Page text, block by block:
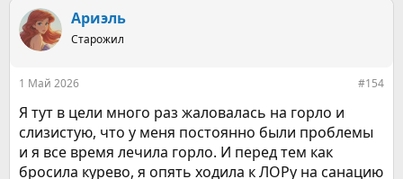
к
ц
и
Ариэль
Старожил
1 Май 2026 #154
Я тут в цели много раз жаловалась на горло и
слизистую, что у меня постоянно были проблемы
и я все время лечила горло. И перед тем как
бросила курево, я опять ходила к ЛОРу на санацию